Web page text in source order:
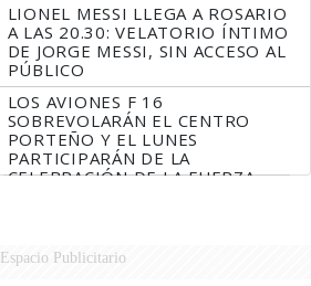
LIONEL MESSI LLEGA A ROSARIO
A LAS 20.30: VELATORIO ÍNTIMO
DE JORGE MESSI, SIN ACCESO AL
PÚBLICO
LOS AVIONES F 16
SOBREVOLARÁN EL CENTRO
PORTEÑO Y EL LUNES
PARTICIPARÁN DE LA
CELEBRACIÓN DE LA FUERZA
Espacio Publicitario